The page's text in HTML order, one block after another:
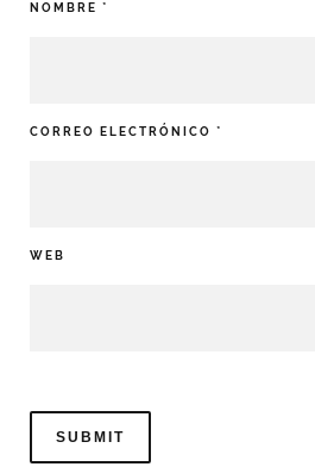
NOMBRE *
CORREO ELECTRÓNICO *
WEB